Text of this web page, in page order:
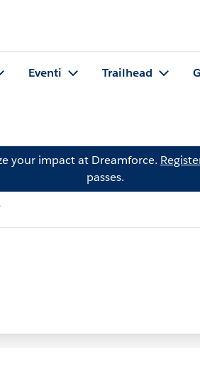
Eventi Trailhead
your impact at Dreamforce.
passes.